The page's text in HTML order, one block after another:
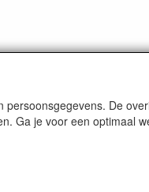
De
Ga je voor een optimaal